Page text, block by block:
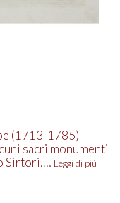
(1713-1785) -
sacri monumenti
Sirtori,… Leggi di più